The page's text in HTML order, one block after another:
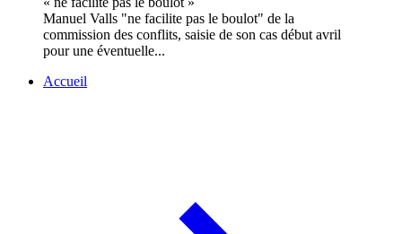
Manuel Valls "ne facilite pas le boulot" de la
commission des conflits, saisie de son cas début avril
pour une éventuelle...
Accueil